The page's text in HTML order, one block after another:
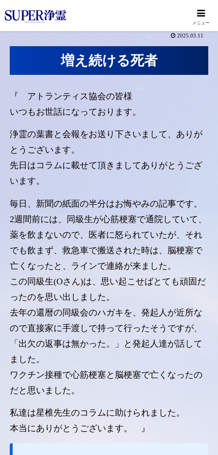
2025.03.11
増え続ける死者
『 アトランティス協会の皆様
いつもお世話になっております。
浄霊の葉書と会報をお送り下さいまして、ありが
とうございます。
先日はコラムに載せて頂きましてありがとうござ
います。
毎日、新聞の紙面の半分はお悔やみの記事です。
2週間前には、同級生が心筋梗塞で通院していて、
薬を飲まないので、医者に怒られていたが、それ
でも飲まず、救急車で搬送された時は、脳梗塞で
亡くなったと、ラインで連絡が来ました。
この同級生(Oさん)は、思い起こせばとても頑固だ
ったのを思い出しました。
去年の還暦の同級会のハガキを、発起人が近所な
ので直接家に手渡しで持って行ったそうですが、
「出欠の返事は無かった。」と発起人達が話して
ました。
ワクチン接種で心筋梗塞と脳梗塞で亡くなったの
だと思いました。
私達は星椎先生のコラムに助けられました。
本当にありがとうございます。 』
メニュー